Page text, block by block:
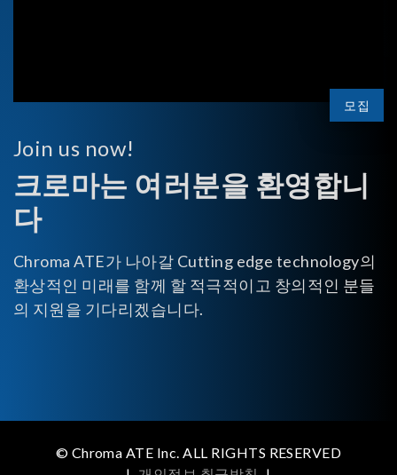
모집
Join us now!
크로마는 여러분을 환영합니
다
Chroma ATE가 나아갈 Cutting edge technology의
환상적인 미래를 함께 할 적극적이고 창의적인 분들
의 지원을 기다리겠습니다.
© Chroma ATE Inc. ALL RIGHTS RESERVED